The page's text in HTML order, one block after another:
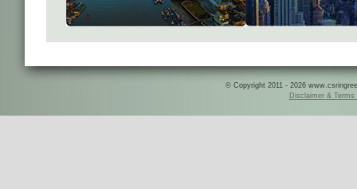
© Copyright 2011 - 2026
Disclaimer & Terms